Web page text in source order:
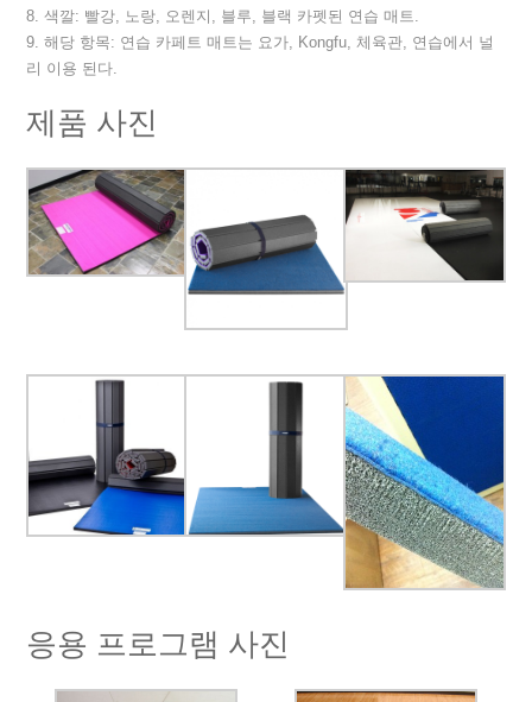
8. 색깔: 빨강, 노랑, 오렌지, 블루, 블랙 카펫된 연습 매트.
9. 해당 항목: 연습 카페트 매트는 요가, Kongfu, 체육관, 연습에서 널
리 이용 된다.
제품 사진
응용 프로그램 사진